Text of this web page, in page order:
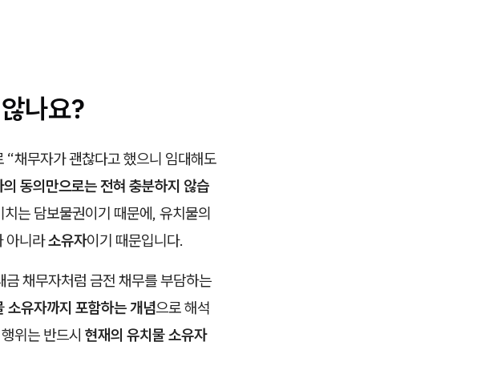
나요?
채무자가 괜찮다고 했으니 임대해도
동의만으로는 전혀 충분하지 않습
는 담보물권이기 때문에, 유치물의
아니라소유자이기 때문입니다.
채무자처럼 금전 채무를 부담하는
소유자까지 포함하는 개념으로 해석
위는 반드시 현재의 유치물 소유자